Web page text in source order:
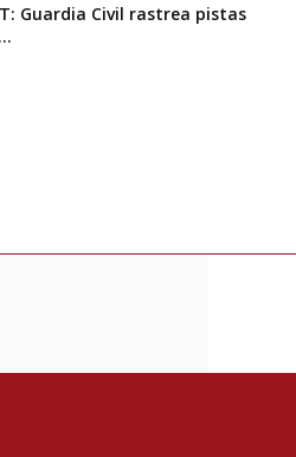
Guardia Civil rastrea pistas